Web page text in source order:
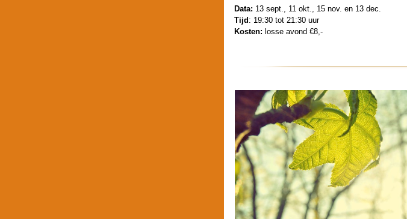
Data: 13 sept., 11 okt., 15 nov. en 13 dec.
Tijd : 19:30 tot 21:30 uur
Kosten: losse avond €8,-